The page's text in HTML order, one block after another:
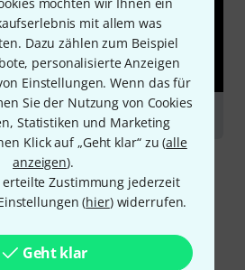
mit allem was
Dazu zählen zum Beispiel
personalisierte Anzeigen
Einstellungen. Wenn das für
Sie der Nutzung von Cookies
Statistiken und Marketing
Klick auf „Geht klar“ zu (alle
anzeigen).
erteilte Zustimmung jederzeit
(hier) widerrufen.
Geht klar
vergleichen